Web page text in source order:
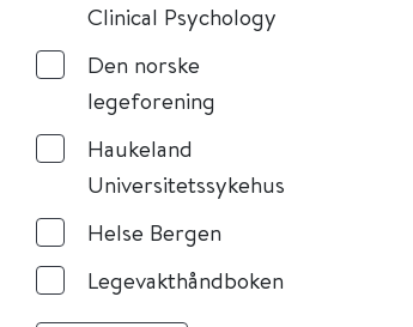
Clinical Psychology
Den norske
legeforening
Haukeland
Universitetssykehus
Helse Bergen
Legevakthåndboken